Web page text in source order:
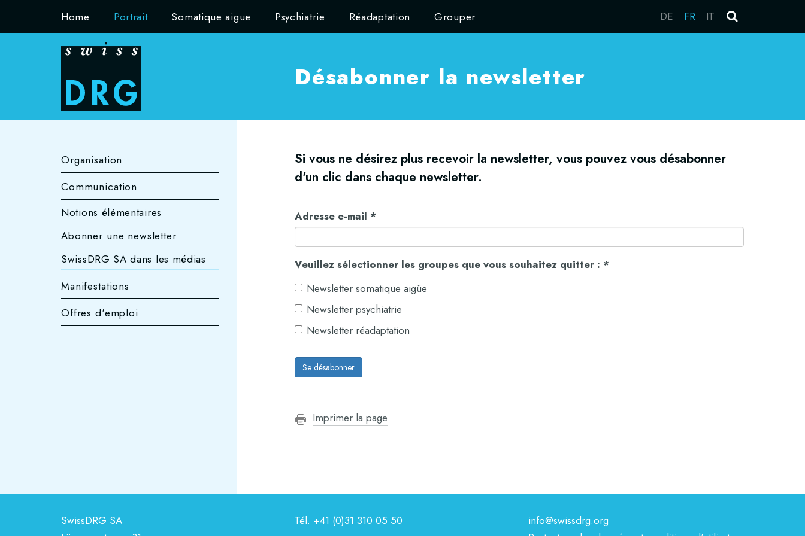
Home Portrait Somatique aiguë Psychiatrie Réadaptation Grouper DE FR IT
Désabonner la newsletter
Organisation
Communication
Notions élémentaires
Abonner une newsletter
SwissDRG SA dans les médias
Manifestations
Offres d'emploi
Si vous ne désirez plus recevoir la newsletter, vous pouvez vous désabonner
d'un clic dans chaque newsletter.
Adresse e-mail *
Veuillez sélectionner les groupes que vous souhaitez quitter : *
Newsletter somatique aigüe
Newsletter psychiatrie
Newsletter réadaptation
Se désabonner
Imprimer la page
SwissDRG SA
Tél. +41 (0)31 310 05 50
info@swissdrg.org